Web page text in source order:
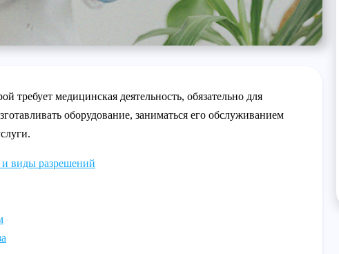
требует медицинская деятельность, обязательно для
оборудование, заниматься его обслуживанием
виды разрешений